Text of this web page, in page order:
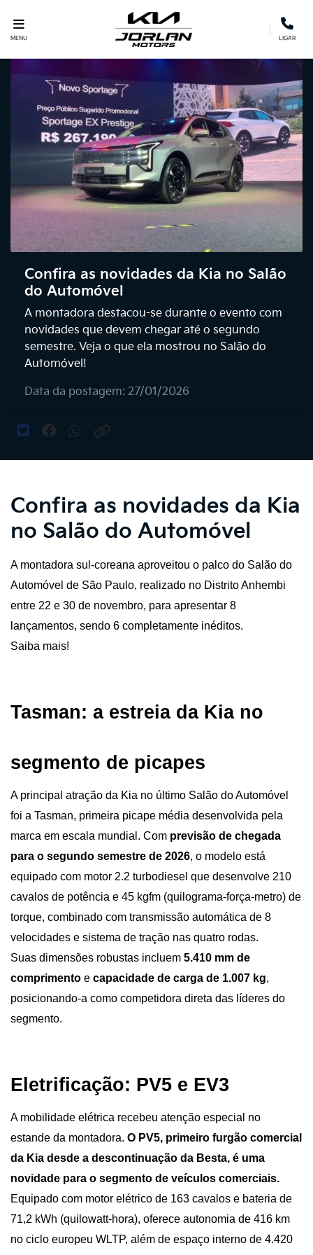
MENU LIGAR
Confira as novidades da Kia no Salão
do Automóvel
A montadora destacou-se durante o evento com
novidades que devem chegar até o segundo
semestre. Veja o que ela mostrou no Salão do
Automóvel!
Data da postagem: 27/01/2026
Confira as novidades da Kia
no Salão do Automóvel
A montadora sul-coreana aproveitou o palco do Salão do
Automóvel de São Paulo, realizado no Distrito Anhembi
entre 22 e 30 de novembro, para apresentar 8
lançamentos, sendo 6 completamente inéditos.
Saiba mais!
Tasman: a estreia da Kia no
segmento de picapes
A principal atração da Kia no último Salão do Automóvel
foi a Tasman, primeira picape média desenvolvida pela
marca em escala mundial. Com previsão de chegada
para o segundo semestre de 2026, o modelo está
equipado com motor 2.2 turbodiesel que desenvolve 210
cavalos de potência e 45 kgfm (quilograma-força-metro) de
torque, combinado com transmissão automática de 8
velocidades e sistema de tração nas quatro rodas.
Suas dimensões robustas incluem 5.410 mm de
comprimento e capacidade de carga de 1.007 kg,
posicionando-a como competidora direta das líderes do
segmento.
Eletrificação: PV5 e EV3
A mobilidade elétrica recebeu atenção especial no
estande da montadora. O PV5, primeiro furgão comercial
da Kia desde a descontinuação da Besta, é uma
novidade para o segmento de veículos comerciais.
Equipado com motor elétrico de 163 cavalos e bateria de
71,2 kWh (quilowatt-hora), oferece autonomia de 416 km
no ciclo europeu WLTP, além de espaço interno de 4.420